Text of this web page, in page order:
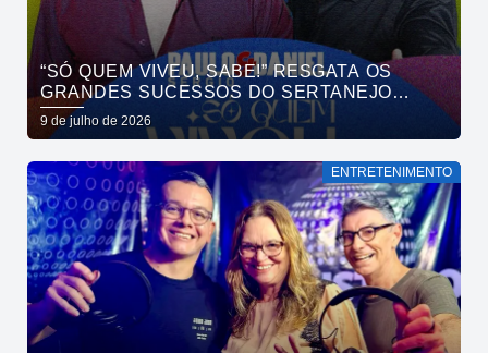
“SÓ QUEM VIVEU, SABE!” RESGATA OS
GRANDES SUCESSOS DO SERTANEJO
UNIVERSITÁRIO EM NOITE DE NOSTALGIA À
BEIRA-MAR COM PAULO SÉRGIO & DANIEL
9 de julho de 2026
ENTRETENIMENTO